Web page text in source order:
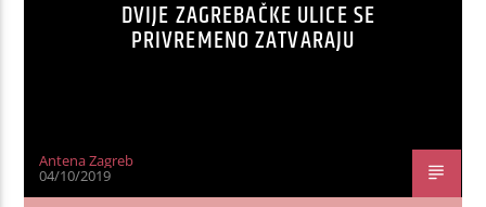
DVIJE ZAGREBAČKE ULICE SE
PRIVREMENO ZATVARAJU
Antena Zagreb
04/10/2019